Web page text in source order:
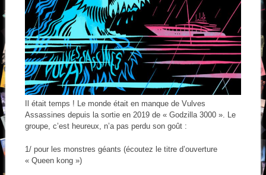
Il était temps ! Le monde était en manque de Vulves
Assassines depuis la sortie en 2019 de « Godzilla 3000 ». Le
groupe, c’est heureux, n’a pas perdu son goût :
1/ pour les monstres géants (écoutez le titre d’ouverture
« Queen kong »)